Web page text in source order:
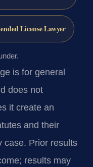
License Lawyer
is for general
does not
it create an
and their
case. Prior results
results may